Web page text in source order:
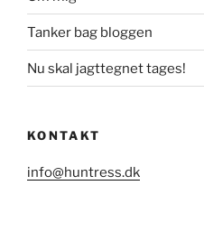
Tanker bag bloggen
Nu skal jagttegnet tages!
KONTAKT
info@huntress.dk